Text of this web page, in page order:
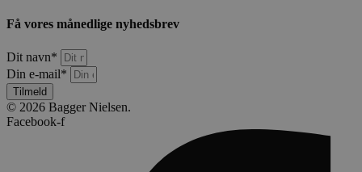
Få vores månedlige nyhedsbrev
Dit navn*
Din e-mail*
Tilmeld
© 2026 Bagger Nielsen.
Facebook-f